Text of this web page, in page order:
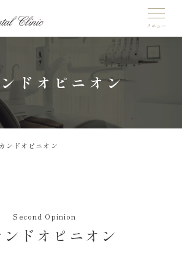
ドオピニオン
ンドオピニオン
Second Opinion
ンドオピニオン